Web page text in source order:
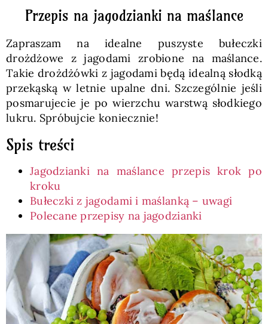
Przepis na jagodzianki na maślance
Zapraszam na idealne puszyste bułeczki
drożdżowe z jagodami zrobione na maślance.
Takie drożdżówki z jagodami będą idealną słodką
przekąską w letnie upalne dni. Szczególnie jeśli
posmarujecie je po wierzchu warstwą słodkiego
lukru. Spróbujcie koniecznie!
Spis treści
Jagodzianki na maślance przepis krok po
kroku
Bułeczki z jagodami i maślanką – uwagi
Polecane przepisy na jagodzianki